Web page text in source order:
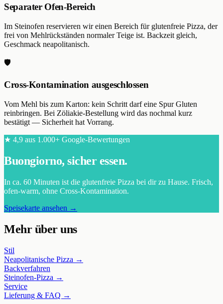
Separater Ofen-Bereich
Im Steinofen reservieren wir einen Bereich für glutenfreie Pizza, der
frei von Mehlrückständen normaler Teige ist. Backzeit gleich,
Geschmack neapolitanisch.
🛡️
Cross-Kontamination ausgeschlossen
Vom Mehl bis zum Karton: kein Schritt darf eine Spur Gluten
reinbringen. Bei Zöliakie-Bestellung wird das nochmal kurz
bestätigt — Sicherheit hat Vorrang.
★ 4,9 aus 1.000+ Google-Bewertungen
Buongiorno, sicher essen.
In ca. 60 Minuten ist die glutenfreie Pizza bei dir zu Hause. Frisch,
ofen-warm, ohne Cross-Kontamination.
Speisekarte ansehen →
Mehr über uns
Stil
Neapolitanische Pizza →
Backverfahren
Steinofen-Pizza →
Service
Lieferung & FAQ →